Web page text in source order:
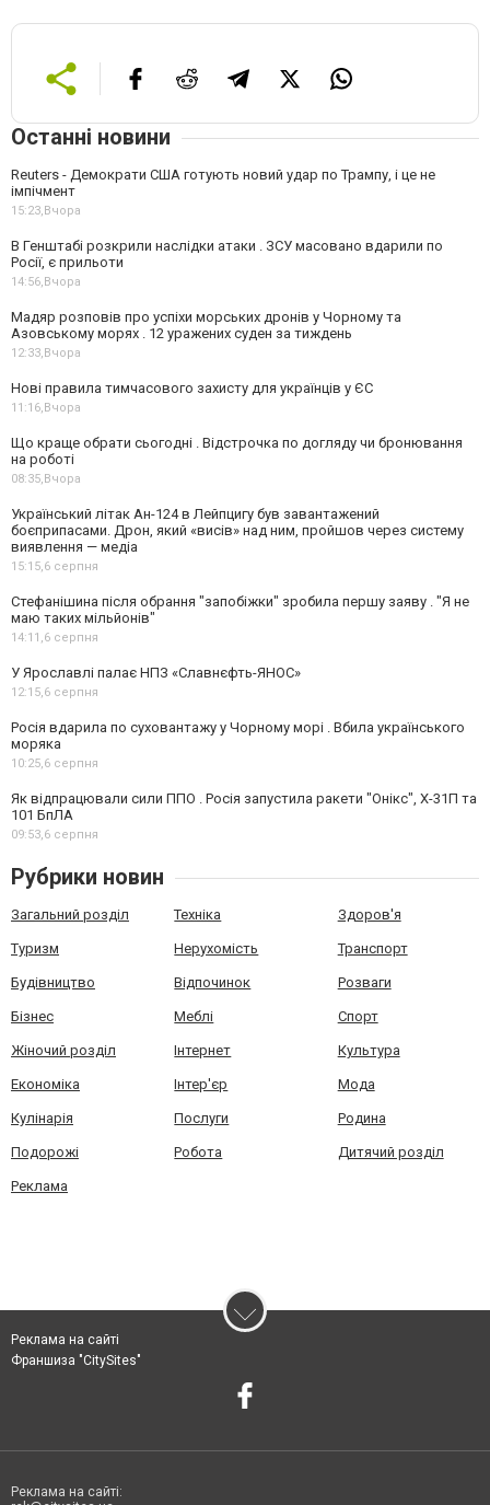
Останні новини
Reuters - Демократи США готують новий удар по Трампу, і це не
імпічмент
15:23,Вчора
В Генштабі розкрили наслідки атаки . ЗСУ масовано вдарили по
Росії, є прильоти
14:56,Вчора
Мадяр розповів про успіхи морських дронів у Чорному та
Азовському морях . 12 уражених суден за тиждень
12:33,Вчора
Нові правила тимчасового захисту для українців у ЄС
11:16,Вчора
Що краще обрати сьогодні . Відстрочка по догляду чи бронювання
на роботі
08:35,Вчора
Український літак Ан-124 в Лейпцигу був завантажений
боєприпасами. Дрон, який «висів» над ним, пройшов через систему
виявлення — медіа
15:15,6 серпня
Стефанішина після обрання "запобіжки" зробила першу заяву . "Я не
маю таких мільйонів"
14:11,6 серпня
У Ярославлі палає НПЗ «Славнєфть-ЯНОС»
12:15,6 серпня
Росія вдарила по суховантажу у Чорному морі . Вбила українського
моряка
10:25,6 серпня
Як відпрацювали сили ППО . Росія запустила ракети "Онікс", Х-31П та
101 БпЛА
09:53,6 серпня
Рубрики новин
Загальний розділ Техніка Здоров'я
Туризм Нерухомість Транспорт
Будівництво Відпочинок Розваги
Бізнес Меблі Спорт
Жіночий розділ Інтернет Культура
Економіка Інтер'єр Мода
Кулінарія Послуги Родина
Подорожі Робота Дитячий розділ
Реклама
Реклама на сайті
Франшиза "CitySites"
Реклама на сайті: